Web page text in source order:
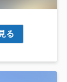
る